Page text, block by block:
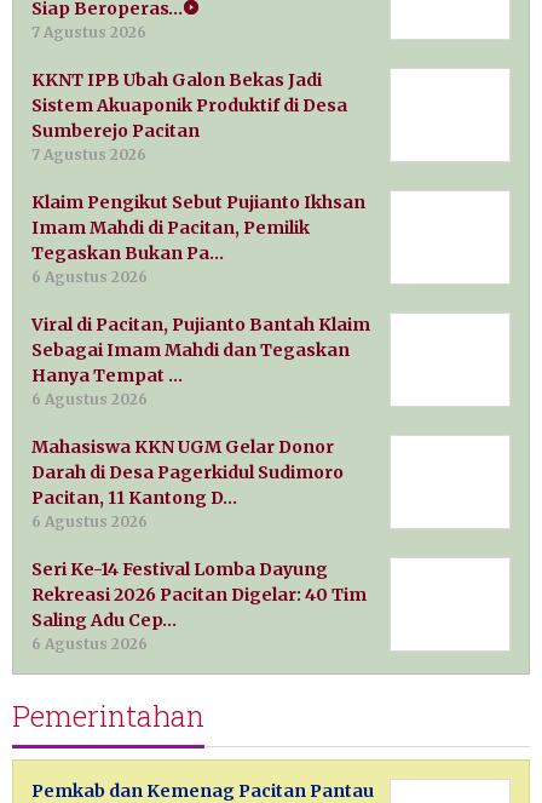
Siap Beroperas…
7 Agustus 2026
KKNT IPB Ubah Galon Bekas Jadi
Sistem Akuaponik Produktif di Desa
Sumberejo Pacitan
7 Agustus 2026
Klaim Pengikut Sebut Pujianto Ikhsan
Imam Mahdi di Pacitan, Pemilik
Tegaskan Bukan Pa…
6 Agustus 2026
Viral di Pacitan, Pujianto Bantah Klaim
Sebagai Imam Mahdi dan Tegaskan
Hanya Tempat …
6 Agustus 2026
Mahasiswa KKN UGM Gelar Donor
Darah di Desa Pagerkidul Sudimoro
Pacitan, 11 Kantong D…
6 Agustus 2026
Seri Ke-14 Festival Lomba Dayung
Rekreasi 2026 Pacitan Digelar: 40 Tim
Saling Adu Cep…
6 Agustus 2026
Pemerintahan
Pemkab dan Kemenag Pacitan Pantau